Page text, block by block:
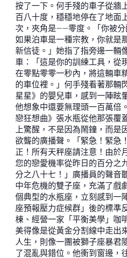
按了一下。何手殘的車子從牆
百八十度，穩穩地停在了地面
次，夾角是——零度。「你被分
如果泊車是一種宗教，你就是
新信徒。」她指了指旁邊一輛
車：「這是你的訓練工具，從
在零點零零一秒內，將這輛車
的車位裡。」何手殘看著那輛
星星》的嬰兒車，感到一陣眩
他想象中還要無理頭一百萬倍
戀狂想曲》張水瓶從他那張覆
上驚醒，不是因為鬧鐘，而是
欲聾的廣播聲。「緊急！緊急
正！所有天秤座請注意！由於
您的戀愛機率從昨日的百分之
分之八十七！」廣播員的聲音
中年危機的雙子座，充滿了戲
個典型的水瓶座，立刻感到一
座預報壓力症候群」後的標準
棟、經營一家「平衡美學」咖
美得像是從黃金分割線中走出
人生，則像一團被獅子座暴君
了混亂與錯位。他衝到窗邊，